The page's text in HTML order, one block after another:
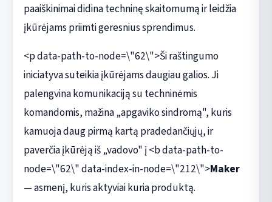
paaiškinimai didina techninę skaitomumą ir leidžia
įkūrėjams priimti geresnius sprendimus.
<p data-path-to-node=\"62\">Ši raštingumo
iniciatyva suteikia įkūrėjams daugiau galios. Ji
palengvina komunikaciją su techninėmis
komandomis, mažina „apgaviko sindromą", kuris
kamuoja daug pirmą kartą pradedančiųjų, ir
paverčia įkūrėją iš „vadovo" į <b data-path-to-
node=\"62\" data-index-in-node=\"212\">Maker
— asmenį, kuris aktyviai kuria produktą.